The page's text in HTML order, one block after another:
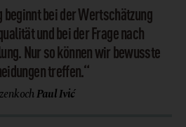
bei der Wertschätzung
und bei der Frage nach
Nur so können wir bewusste
treffen.“
Paul Ivić